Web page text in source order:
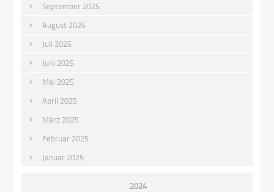
September 2025
August 2025
Juli 2025
Juni 2025
Mai 2025
April 2025
März 2025
Februar 2025
Januar 2025
2024